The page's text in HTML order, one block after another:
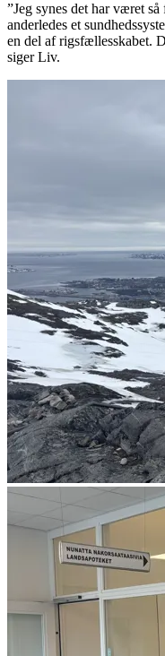
”Jeg synes det har været
anderledes et
en del af rigsfællesskabet.
siger Liv.